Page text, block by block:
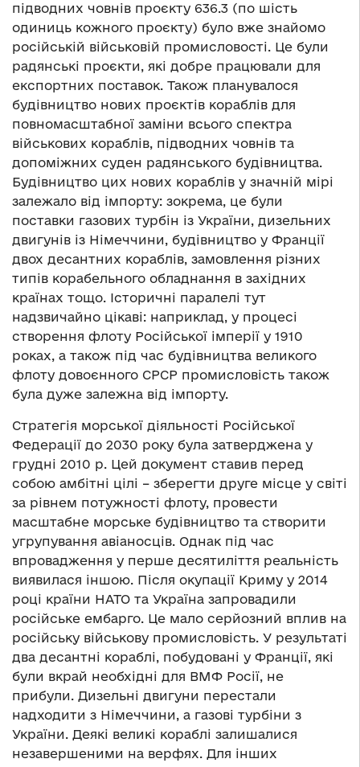
підводних човнів проєкту 636.3 (по шість
одиниць кожного проєкту) було вже знайомо
російській військовій промисловості. Це були
радянські проєкти, які добре працювали для
експортних поставок. Також планувалося
будівництво нових проєктів кораблів для
повномасштабної заміни всього спектра
військових кораблів, підводних човнів та
допоміжних суден радянського будівництва.
Будівництво цих нових кораблів у значній мірі
залежало від імпорту: зокрема, це були
поставки газових турбін із України, дизельних
двигунів із Німеччини, будівництво у Франції
двох десантних кораблів, замовлення різних
типів корабельного обладнання в західних
країнах тощо. Історичні паралелі тут
надзвичайно цікаві: наприклад, у процесі
створення флоту Російської імперії у 1910
роках, а також під час будівництва великого
флоту довоєнного СРСР промисловість також
була дуже залежна від імпорту.
Стратегія морської діяльності Російської
Федерації до 2030 року була затверджена у
грудні 2010 р. Цей документ ставив перед
собою амбітні цілі – зберегти друге місце у світі
за рівнем потужності флоту, провести
масштабне морське будівництво та створити
угрупування авіаносців. Однак під час
впровадження у перше десятиліття реальність
виявилася іншою. Після окупації Криму у 2014
році країни НАТО та Україна запровадили
російське ембарго. Це мало серйозний вплив на
російську військову промисловість. У результаті
два десантні кораблі, побудовані у Франції, які
були вкрай необхідні для ВМФ Росії, не
прибули. Дизельні двигуни перестали
надходити з Німеччини, а газові турбіни з
України. Деякі великі кораблі залишалися
незавершеними на верфях. Для інших